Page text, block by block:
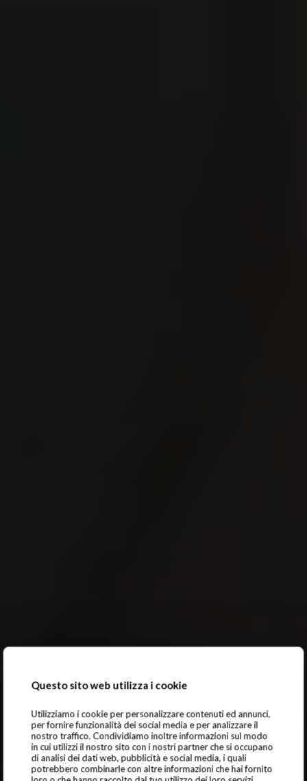
Questo sito web utilizza i cookie
Utilizziamo i cookie per personalizzare contenuti ed annunci,
per fornire funzionalità dei social media e per analizzare il
nostro traffico. Condividiamo inoltre informazioni sul modo
in cui utilizzi il nostro sito con i nostri partner che si occupano
di analisi dei dati web, pubblicità e social media, i quali
potrebbero combinarle con altre informazioni che hai fornito